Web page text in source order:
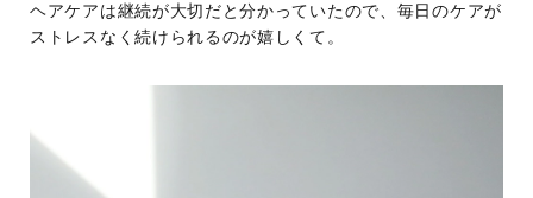
ヘアケアは継続が大切だと分かっていたので、毎日のケアが
ストレスなく続けられるのが嬉しくて。